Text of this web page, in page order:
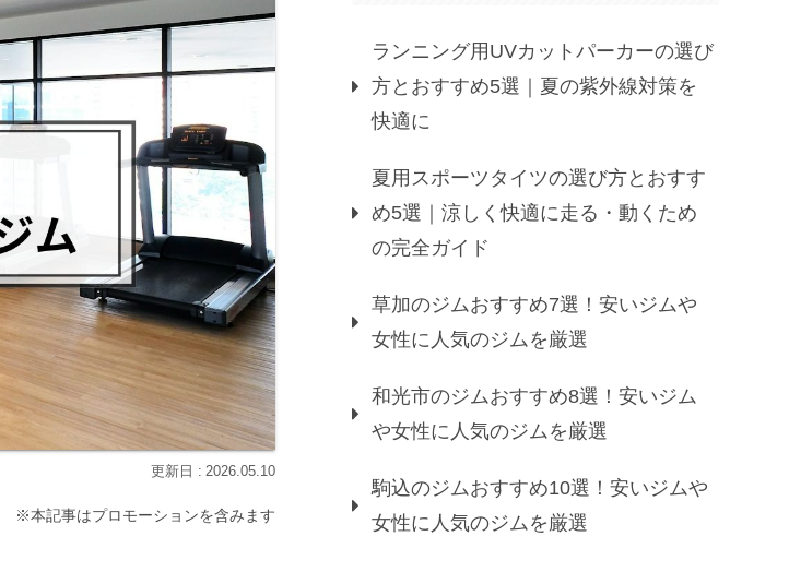
2026.05.10
※本記事はプロモーションを含みます
ランニング用UVカットパーカーの選び
方とおすすめ5選｜夏の紫外線対策を
快適に
夏用スポーツタイツの選び方とおすす
め5選｜涼しく快適に走る・動くため
の完全ガイド
草加のジムおすすめ7選！安いジムや
女性に人気のジムを厳選
和光市のジムおすすめ8選！安いジム
や女性に人気のジムを厳選
駒込のジムおすすめ10選！安いジムや
女性に人気のジムを厳選